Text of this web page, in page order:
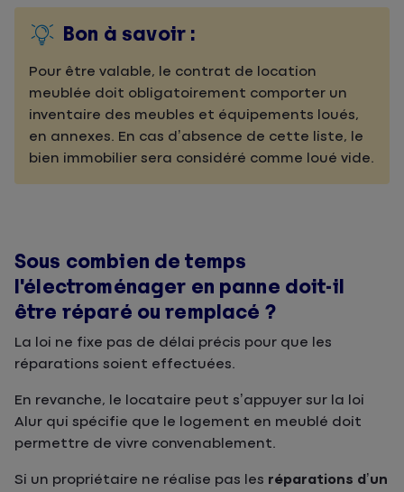
Bon à savoir :
Pour être valable, le contrat de location
meublée doit obligatoirement comporter un
inventaire des meubles et équipements loués,
en annexes. En cas d’absence de cette liste, le
bien immobilier sera considéré comme loué vide.
Sous combien de temps
l'électroménager en panne doit-il
être réparé ou remplacé ?
La loi ne fixe pas de délai précis pour que les
réparations soient effectuées.
En revanche, le locataire peut s’appuyer sur la loi
Alur qui spécifie que le logement en meublé doit
permettre de vivre convenablement.
Si un propriétaire ne réalise pas les réparations d’un